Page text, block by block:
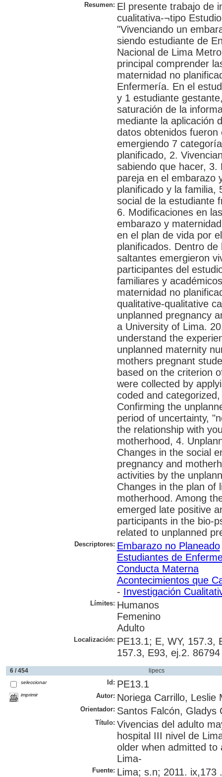
Resumen: El presente trabajo de
cualitativa-¬tipo
"Vivenciando un
siendo estudiante de
Nacional de Lima
principal comprender
maternidad no
Enfermería. En el
y 1 estudiante
saturación de la
mediante la aplicación
datos obtenidos
emergiendo 7
planificado, 2.
sabiendo que hacer, 3.
pareja en el embarazo
planificado y la familia,
social de la estudiante
6. Modificaciones en
embarazo y
en el plan de vida por
planificados. Dentro
saltantes emergieron
participantes del
familiares y
maternidad no
qualitative-qualitative
unplanned pregnancy
a University of Lima.
understand the
unplanned maternity
mothers pregnant
based on the criterion
were collected by
coded and
Confirming the
period of uncertainty,
the relationship with
motherhood, 4.
Changes in the social
pregnancy and
activities by the
Changes in the plan of
motherhood. Among
emerged late positive
participants in the bio-
related to unplanned
Descriptores: Embarazo no Planeado
Estudiantes de
Conducta Materna
Acontecimientos que
- Investigación
Límites: Humanos
Femenino
Adulto
Localización: PE13.1; E, WY, 157.3,
157.3, E93, ej.2. 86794
6 / 454 lipecs
seleccionar
imprimir
Id: PE13.1
Autor: Noriega Carrillo, Leslie
Orientador: Santos Falcón, Gladys
Título: Vivencias del adulto
hospital III nivel de
older when admitted to
Lima-
Fuente: Lima; s.n; 2011. ix,173 .